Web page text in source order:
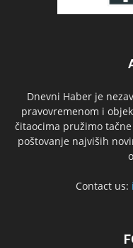
Dnevni Haber je
pravovremenom i
čitaocima pružimo
poštovanje najviših
Contact us: